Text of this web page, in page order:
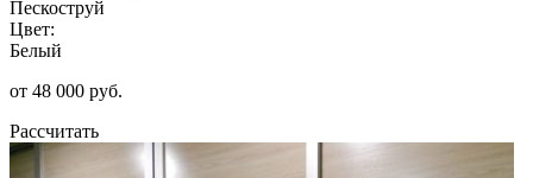
Пескоструй
Цвет:
Белый
от 48 000 руб.
Рассчитать